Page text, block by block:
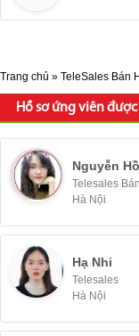
Trang chủ » TeleSales Bán
Hồ sơ ứng viên
Telesales
Hà Nội
Hạ Nhi
Telesales
Hà Nội